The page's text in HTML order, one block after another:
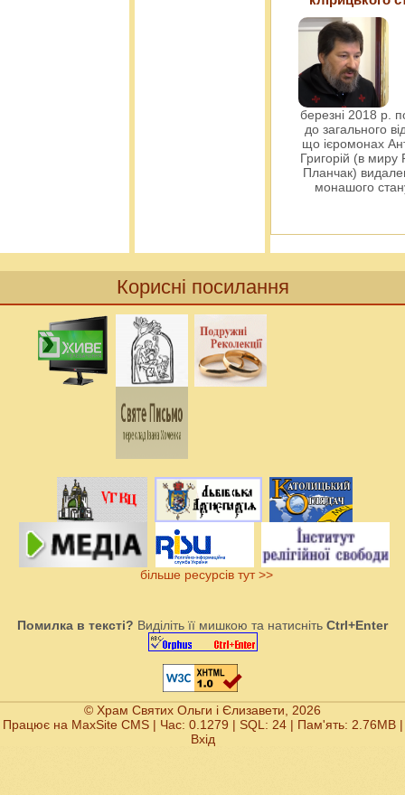
березні 2018 р.
до загального
що ієромонах
Григорій (в миру
Планчак)
монашого
Корисні посилання
більше ресурсів тут >>
Помилка в тексті? Виділіть її мишкою та натисніть Ctrl+Enter
© Храм Святих Ольги і Єлизавети, 2026
Працює на MaxSite CMS| Час: 0.1279 | SQL: 24 | Пам'ять: 2.76MB|
Вхід